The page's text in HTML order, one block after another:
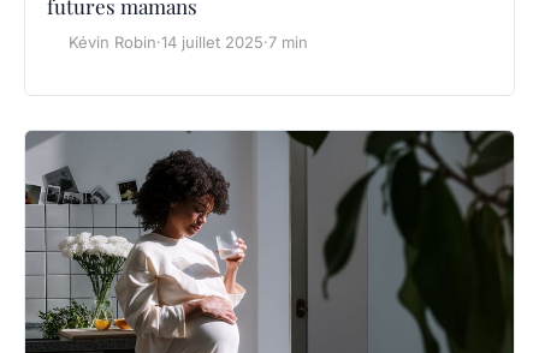
futures mamans
Kévin Robin·14 juillet 2025·7 min